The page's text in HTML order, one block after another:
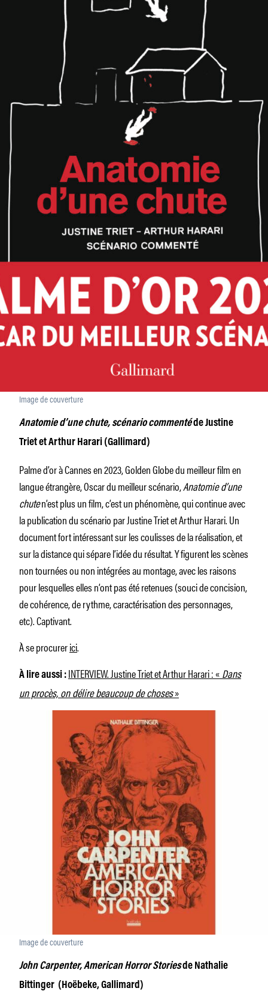
Image de couverture
Anatomie d’une chute, scénario commentéde Justine
Triet et Arthur Harari (Gallimard)
Palme d’or à Cannes en 2023, Golden Globe du meilleur film en
langue étrangère, Oscar du meilleur scénario,Anatomie d’une
chuten’est plus un film, c’est un phénomène, qui continue avec
la publication du scénario par Justine Triet et Arthur Harari. Un
document fort intéressant sur les coulisses de la réalisation, et
sur la distance qui sépare l’idée du résultat. Y figurent les scènes
non tournées ou non intégrées au montage, avec les raisons
pour lesquelles elles n’ont pas été retenues (souci de concision,
de cohérence, de rythme, caractérisation des personnages,
etc). Captivant.
À se procurerici.
À lire aussi : INTERVIEW. Justine Triet et Arthur Harari : «Dans
un procès, on délire beaucoup de choses»
Image de couverture
John Carpenter, American Horror Storiesde Nathalie
Bittinger (Hoëbeke, Gallimard)